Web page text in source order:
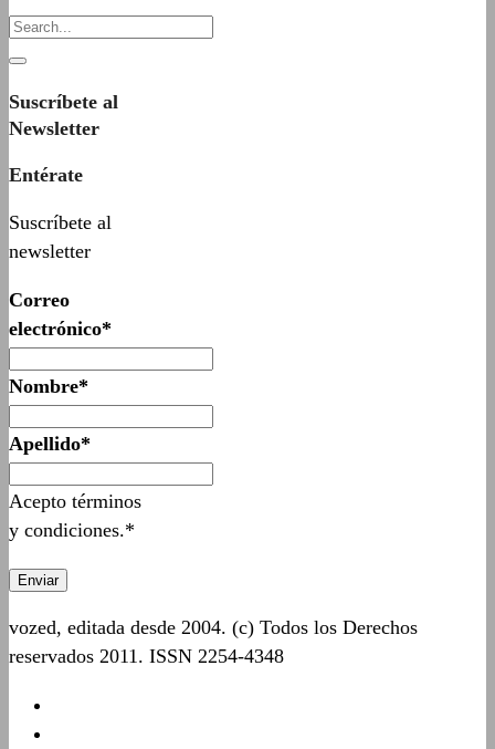
Suscríbete al
Newsletter
Entérate
Suscríbete al
newsletter
Correo
electrónico*
Nombre*
Apellido*
Acepto términos
y condiciones.*
vozed, editada desde 2004. (c) Todos los Derechos
reservados 2011. ISSN 2254-4348